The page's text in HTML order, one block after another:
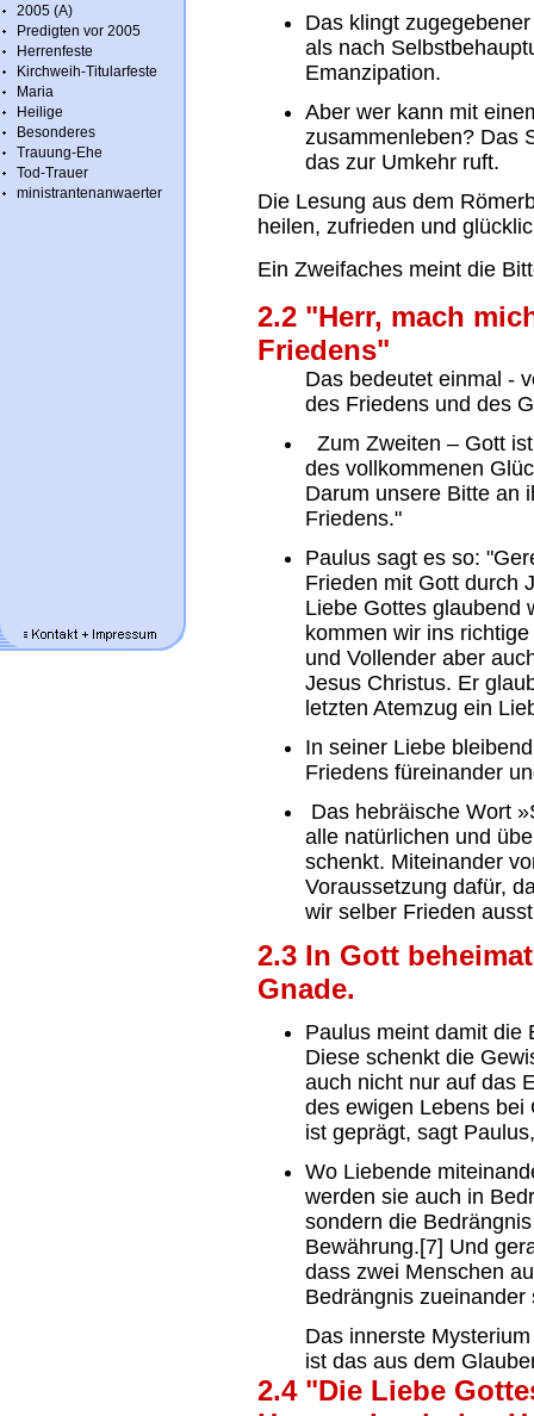
2005 (A)
Predigten vor 2005
Herrenfeste
Kirchweih-Titularfeste
Maria
Heilige
Besonderes
Trauung-Ehe
Tod-Trauer
ministrantenanwaerter
Das klingt
als nach
Emanzipation.
Aber wer kann mit
zusammenleben? Das
das zur Umkehr ruft.
Die Lesung aus dem
heilen, zufrieden und
Ein Zweifaches meint die
2.2 "Herr, mach
Friedens"
Das bedeutet einmal -
des Friedens und des
Zum Zweiten – Gott
des vollkommenen
Darum unsere Bitte an
Friedens."
Paulus sagt es so:
Frieden mit Gott durch
Liebe Gottes glaubend
kommen wir ins
und Vollender aber
Jesus Christus. Er
letzten Atemzug ein
In seiner Liebe
Friedens füreinander
Das hebräische Wort
alle natürlichen und
schenkt. Miteinander
Voraussetzung dafür,
wir selber Frieden
2.3 In Gott
Gnade.
Paulus meint damit die
Diese schenkt die
auch nicht nur auf das
des ewigen Lebens bei
ist geprägt, sagt
Wo Liebende
werden sie auch in
sondern die
Bewährung.[7] Und
dass zwei Menschen
Bedrängnis zueinander
Das innerste
ist das aus dem
2.4 "Die Liebe